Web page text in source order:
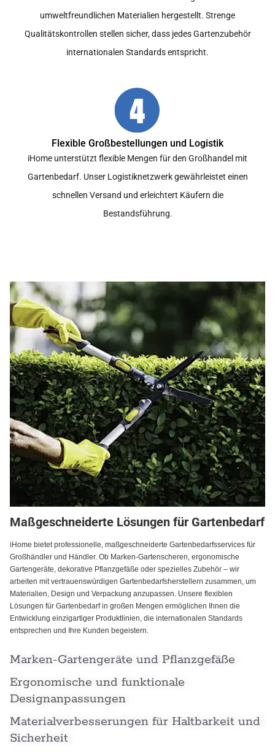
umweltfreundlichen Materialien hergestellt. Strenge
Qualitätskontrollen stellen sicher, dass jedes Gartenzubehör
internationalen Standards entspricht.
Flexible Großbestellungen und Logistik
iHome unterstützt flexible Mengen für den Großhandel mit
Gartenbedarf. Unser Logistiknetzwerk gewährleistet einen
schnellen Versand und erleichtert Käufern die
Bestandsführung.
Maßgeschneiderte Lösungen für Gartenbedarf
iHome bietet professionelle, maßgeschneiderte Gartenbedarfsservices für
Großhändler und Händler. Ob Marken-Gartenscheren, ergonomische
Gartengeräte, dekorative Pflanzgefäße oder spezielles Zubehör – wir
arbeiten mit vertrauenswürdigen Gartenbedarfsherstellern zusammen, um
Materialien, Design und Verpackung anzupassen. Unsere flexiblen
Lösungen für Gartenbedarf in großen Mengen ermöglichen Ihnen die
Entwicklung einzigartiger Produktlinien, die internationalen Standards
entsprechen und Ihre Kunden begeistern.
Marken-Gartengeräte und Pflanzgefäße
Ergonomische und funktionale
Designanpassungen
Materialverbesserungen für Haltbarkeit und
Sicherheit